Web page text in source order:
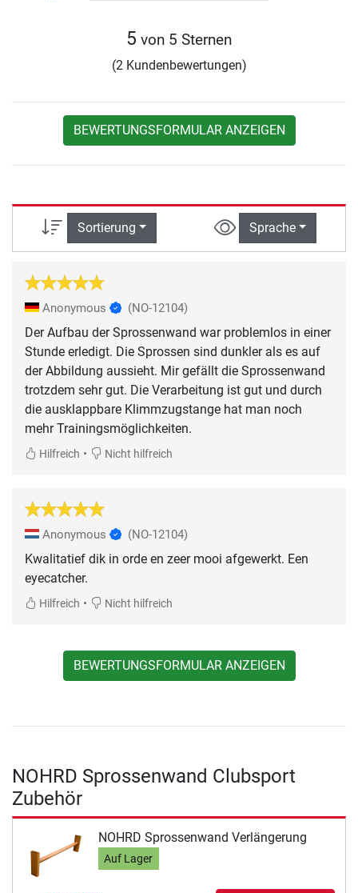
5 von 5 Sternen
(2 Kundenbewertungen)
BEWERTUNGSFORMULAR ANZEIGEN
Sortierung Sprache
Anonymous (NO-12104)
Der Aufbau der Sprossenwand war problemlos in einer
Stunde erledigt. Die Sprossen sind dunkler als es auf
der Abbildung aussieht. Mir gefällt die Sprossenwand
trotzdem sehr gut. Die Verarbeitung ist gut und durch
die ausklappbare Klimmzugstange hat man noch
mehr Trainingsmöglichkeiten.
Hilfreich • Nicht hilfreich
Anonymous (NO-12104)
Kwalitatief dik in orde en zeer mooi afgewerkt. Een
eyecatcher.
Hilfreich • Nicht hilfreich
BEWERTUNGSFORMULAR ANZEIGEN
NOHRD Sprossenwand Clubsport
Zubehör
NOHRD Sprossenwand Verlängerung
Auf Lager